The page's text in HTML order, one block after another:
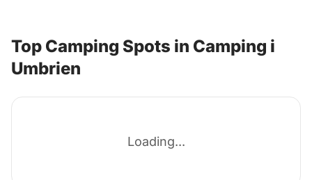
Top Camping Spots in Camping i
Umbrien
Loading...